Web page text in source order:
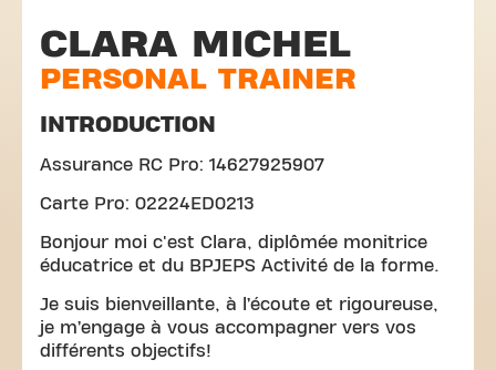
CLARA MICHEL
PERSONAL TRAINER
INTRODUCTION
Assurance RC Pro: 14627925907
Carte Pro: 02224ED0213
Bonjour moi c'est Clara, diplômée monitrice
éducatrice et du BPJEPS Activité de la forme.
Je suis bienveillante, à l’écoute et rigoureuse,
je m’engage à vous accompagner vers vos
différents objectifs!